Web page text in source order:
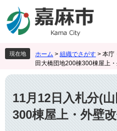
ジ
先
頭
す
。
ュ
を
飛
し
て
本
文
へ
現在地 ホーム > 組織でさがす > 本庁
田大橋団地200棟300棟屋上・
本
文
11月12日入札分(
300棟屋上・外壁